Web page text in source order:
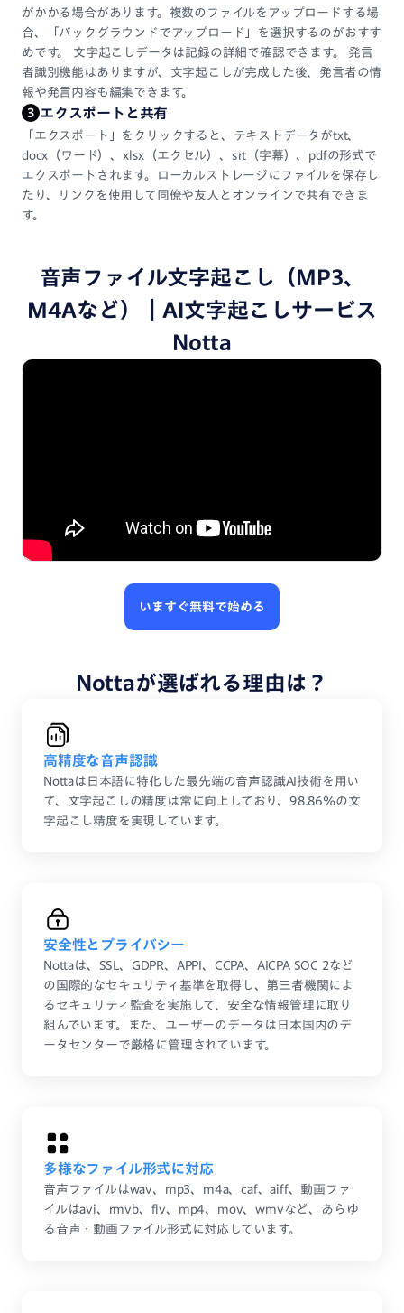
がかかる場合があります。複数のファイルをアップロードする場
合、「バックグラウンドでアップロード」を選択するのがおすす
めです。 文字起こしデータは記録の詳細で確認できます。 発言
者識別機能はありますが、文字起こしが完成した後、発言者の情
報や発言内容も編集できます。
3 エクスポートと共有
「エクスポート」をクリックすると、テキストデータがtxt、
docx（ワード）、xlsx（エクセル）、srt（字幕）、pdfの形式で
エクスポートされます。ローカルストレージにファイルを保存し
たり、リンクを使用して同僚や友人とオンラインで共有できま
す。
音声ファイル文字起こし（MP3、
M4Aなど）｜AI文字起こしサービス
Notta
いますぐ無料で始める
Nottaが選ばれる理由は？
高精度な音声認識
Nottaは日本語に特化した最先端の音声認識AI技術を用い
て、文字起こしの精度は常に向上しており、98.86%の文
字起こし精度を実現しています。
安全性とプライバシー
Nottaは、SSL、GDPR、APPI、CCPA、AICPA SOC 2など
の国際的なセキュリティ基準を取得し、第三者機関によ
るセキュリティ監査を実施して、安全な情報管理に取り
組んでいます。また、ユーザーのデータは日本国内のデ
ータセンターで厳格に管理されています。
多様なファイル形式に対応
音声ファイルはwav、mp3、m4a、caf、aiff、動画ファ
イルはavi、rmvb、flv、mp4、mov、wmvなど、あらゆ
る音声・動画ファイル形式に対応しています。